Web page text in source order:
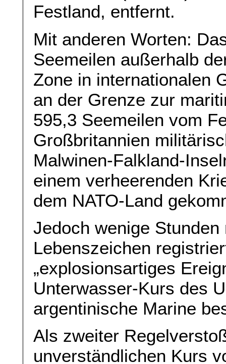
Festland, entfernt.
Mit anderen Worten:
Seemeilen außerhalb
Zone in internationalen
an der Grenze zur
595,3 Seemeilen vom
Großbritannien
Malwinen-Falkland-
einem verheerenden
dem NATO-Land
Jedoch wenige
Lebenszeichen
„explosionsartiges
Unterwasser-Kurs des
argentinische Marine
Als zweiter
unverständlichen Kurs